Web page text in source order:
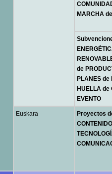
MARCHA
de
PLANES de
HUELLA de
EVENTO
Euskara
Proyectos